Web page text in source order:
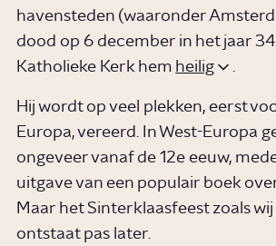
havensteden (waaronder
dood op 6 december in het jaar
Katholieke Kerk hem heilig
Hij wordt op veel plekken, eerst
Europa, vereerd. In West-Europa
ongeveer vanaf de 12e eeuw,
uitgave van een populair boek
Maar het Sinterklaasfeest zoals
ontstaat pas later.